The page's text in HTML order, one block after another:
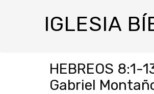
IGLESIA
HEBREOS 8:1-
Gabriel